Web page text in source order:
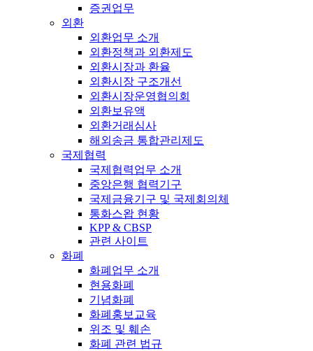
증권업무
외환
외환업무 소개
외환정책과 외환제도
외환시장과 환율
외환시장 구조개선
외환시장운영협의회
외환보유액
외환거래심사
해외송금 통합관리제도
국제협력
국제협력업무 소개
중앙은행 협력기구
국제금융기구 및 국제회의체
통화스왑 현황
KPP & CBSP
관련 사이트
화폐
화폐업무 소개
현용화폐
기념화폐
화폐홍보교육
위조 및 훼손
화폐 관련 법규